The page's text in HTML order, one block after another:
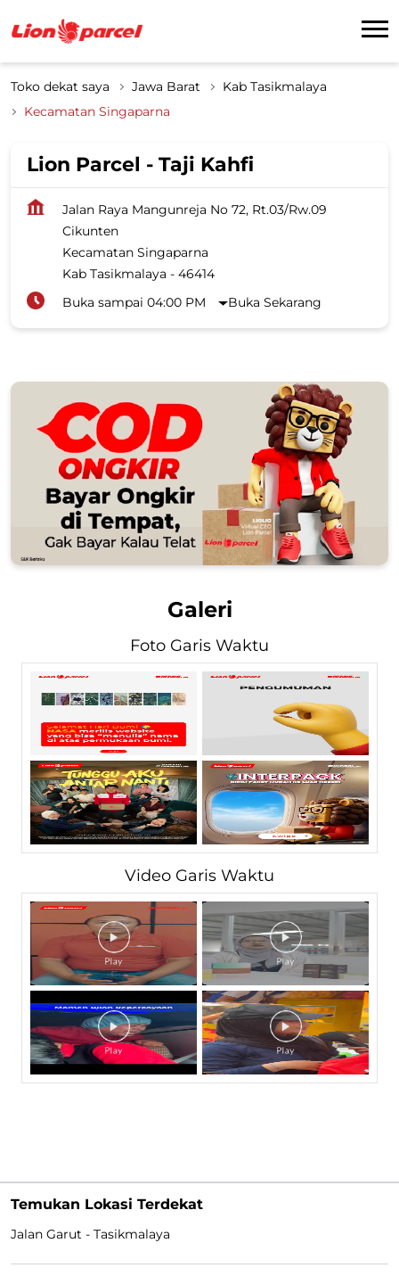
Toko dekat saya Jawa Barat
Kab Tasikmalaya
Kecamatan Singaparna
Lion Parcel - Taji Kahfi
Jalan Raya Mangunreja No 72, Rt.03/Rw.09
Cikunten
Kecamatan Singaparna
Kab Tasikmalaya - 46414
Buka sampai 04:00 PM
Buka Sekarang
Galeri
Foto Garis Waktu
Video Garis Waktu
Temukan Lokasi Terdekat
Jalan Garut - Tasikmalaya